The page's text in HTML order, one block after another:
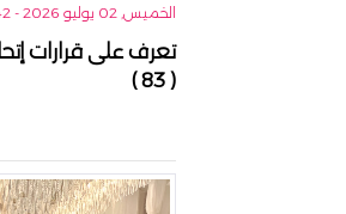
الخميس, 02 يوليو 2026 - 12:42 م
تعرف على قرارات
( 83 )